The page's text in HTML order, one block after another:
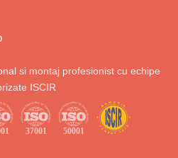
si montaj profesionist cu echipe
ISCIR